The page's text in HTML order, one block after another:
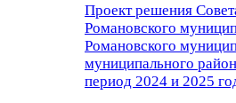
Проект решения
Романовского
Романовского
муниципального
период 2024 и 2025